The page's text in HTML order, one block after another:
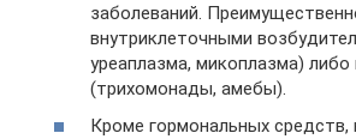
заболеваний.
внутриклеточными
уреаплазма, микоплазма)
(трихомонады, амебы).
Кроме гормональных средств,